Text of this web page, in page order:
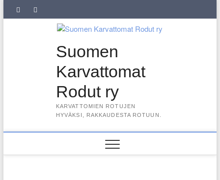
SuKaRo
Instagramisssa
kysytyt
meksikolaiset
perulaiset
jäsenrekisterin
Suomen
Karvattomat
Rodut ry
KARVATTOMIEN ROTUJEN
HYVÄKSI, RAKKAUDESTA ROTUUN.